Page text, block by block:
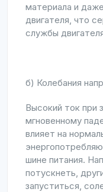
материала и
двигателя, что
службы
б) Колебания
Высокий ток при
мгновенному
влияет на
шине питания.
потускнеть,
запуститься,